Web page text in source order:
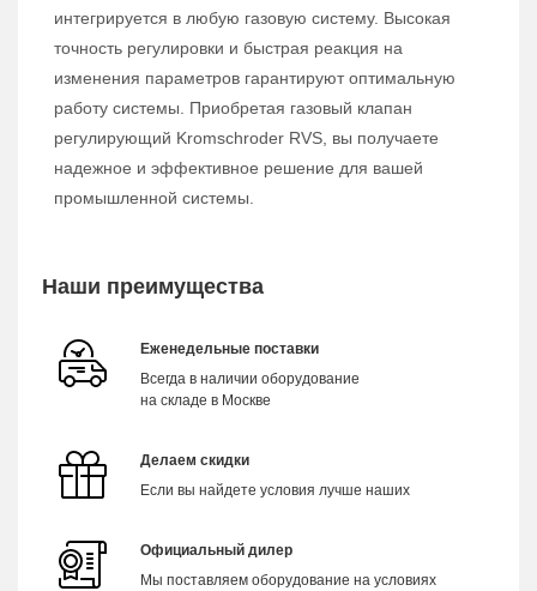
интегрируется в любую газовую систему. Высокая
точность регулировки и быстрая реакция на
изменения параметров гарантируют оптимальную
работу системы. Приобретая газовый клапан
регулирующий Kromschroder RVS, вы получаете
надежное и эффективное решение для вашей
промышленной системы.
Наши преимущества
Еженедельные поставки
Всегда в наличии оборудование
на складе в Москве
Делаем скидки
Если вы найдете условия лучше наших
Официальный дилер
Мы поставляем оборудование на условиях